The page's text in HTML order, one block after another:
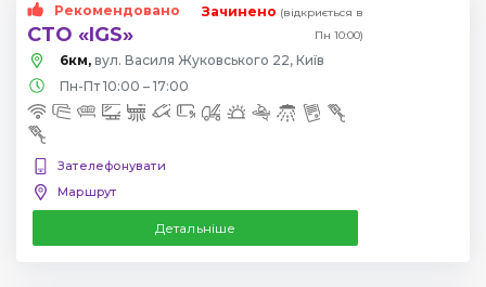
Рекомендовано
СТО «IGS»
Зачинено (відкриється в
Пн 10:00)
6км, вул. Василя Жуковського 22, Київ
Пн-Пт 10:00 – 17:00
Зателефонувати
Маршрут
Детальніше